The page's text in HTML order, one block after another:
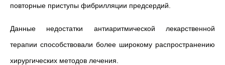
повторные приступы фибрилляции предсердий.
Данные недостатки антиаритмической лекарственной
терапии способствовали более широкому распространению
хирургических методов лечения.